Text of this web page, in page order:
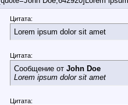
Цитата:
Lorem ipsum dolor sit amet
Цитата:
Сообщение от John Doe
Lorem ipsum dolor sit amet
Цитата: